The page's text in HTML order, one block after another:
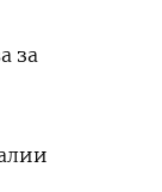
за